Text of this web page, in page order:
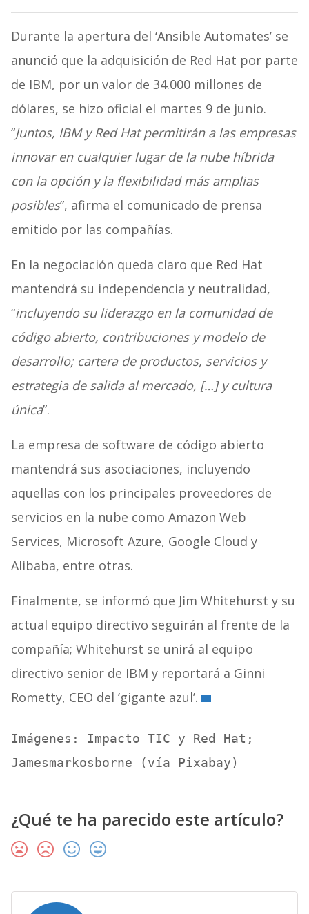
Durante la apertura del ‘Ansible Automates’ se
anunció que la adquisición de Red Hat por parte
de IBM, por un valor de 34.000 millones de
dólares, se hizo oficial el martes 9 de junio.
“Juntos, IBM y Red Hat permitirán a las empresas
innovar en cualquier lugar de la nube híbrida
con la opción y la flexibilidad más amplias
posibles”, afirma el comunicado de prensa
emitido por las compañías.
En la negociación queda claro que Red Hat
mantendrá su independencia y neutralidad,
“incluyendo su liderazgo en la comunidad de
código abierto, contribuciones y modelo de
desarrollo; cartera de productos, servicios y
estrategia de salida al mercado, […] y cultura
única”.
La empresa de software de código abierto
mantendrá sus asociaciones, incluyendo
aquellas con los principales proveedores de
servicios en la nube como Amazon Web
Services, Microsoft Azure, Google Cloud y
Alibaba, entre otras.
Finalmente, se informó que Jim Whitehurst y su
actual equipo directivo seguirán al frente de la
compañía; Whitehurst se unirá al equipo
directivo senior de IBM y reportará a Ginni
Rometty, CEO del ‘gigante azul’.
Imágenes: Impacto TIC y Red Hat;
Jamesmarkosborne (vía Pixabay)
¿Qué te ha parecido este artículo?